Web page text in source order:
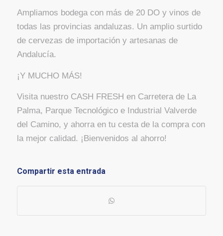
Ampliamos bodega con más de 20 DO y vinos de
todas las provincias andaluzas. Un amplio surtido
de cervezas de importación y artesanas de
Andalucía.
¡Y MUCHO MÁS!
Visita nuestro CASH FRESH en Carretera de La
Palma, Parque Tecnológico e Industrial Valverde
del Camino, y ahorra en tu cesta de la compra con
la mejor calidad. ¡Bienvenidos al ahorro!
Compartir esta entrada